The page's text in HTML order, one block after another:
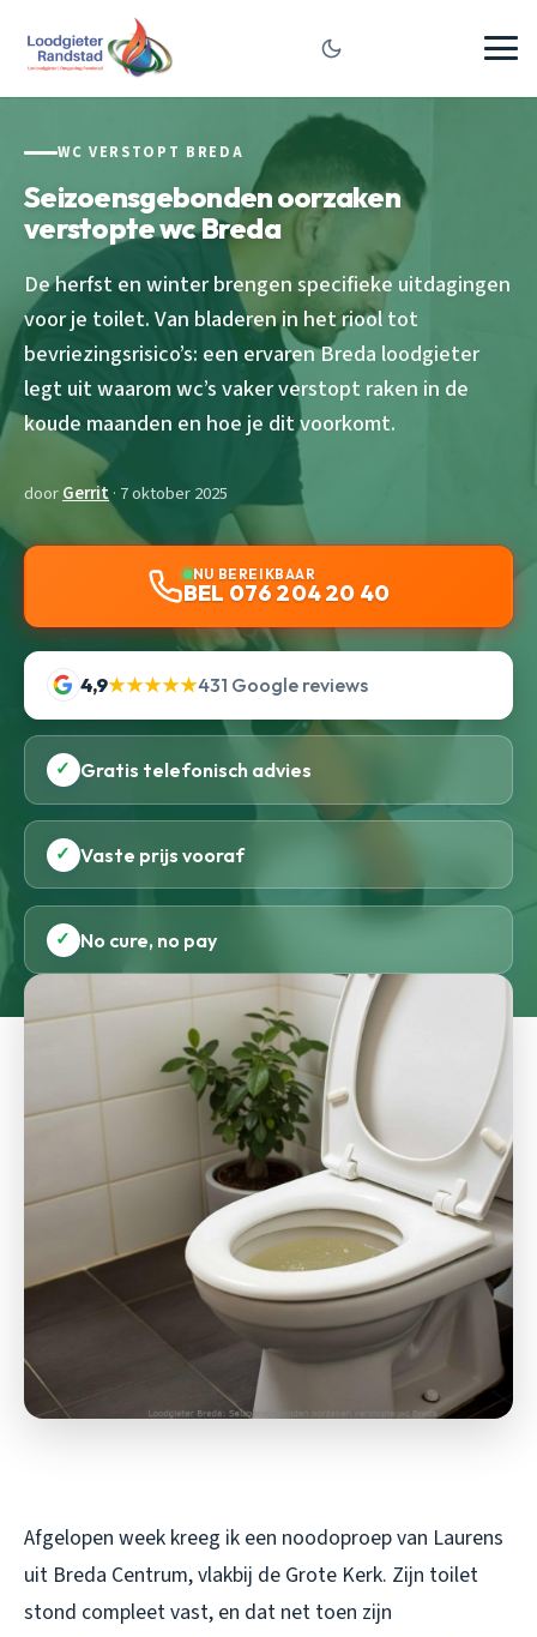
WC VERSTOPT BREDA
Seizoensgebonden oorzaken
verstopte wc Breda
De herfst en winter brengen specifieke uitdagingen
voor je toilet. Van bladeren in het riool tot
bevriezingsrisico’s: een ervaren Breda loodgieter
legt uit waarom wc’s vaker verstopt raken in de
koude maanden en hoe je dit voorkomt.
doorGerrit· 7 oktober 2025
NU BEREIKBAAR
BEL 076 204 20 40
4,9★★★★★431 Google reviews
✓ Gratis telefonisch advies
✓ Vaste prijs vooraf
✓ No cure, no pay
Afgelopen week kreeg ik een noodoproep van Laurens
uit Breda Centrum, vlakbij de Grote Kerk. Zijn toilet
stond compleet vast, en dat net toen zijn